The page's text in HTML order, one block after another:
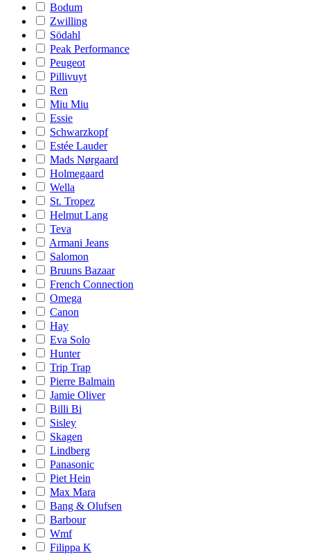
Bodum
Zwilling
Södahl
Peak Performance
Peugeot
Pillivuyt
Ren
Miu Miu
Essie
Schwarzkopf
Estée Lauder
Mads Nørgaard
Holmegaard
Wella
St. Tropez
Helmut Lang
Teva
Armani Jeans
Salomon
Bruuns Bazaar
French Connection
Omega
Canon
Hay
Eva Solo
Hunter
Trip Trap
Pierre Balmain
Jamie Oliver
Billi Bi
Sisley
Skagen
Lindberg
Panasonic
Piet Hein
Max Mara
Bang & Olufsen
Barbour
Wmf
Filippa K